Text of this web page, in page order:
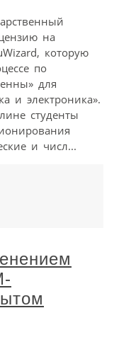
на
которую
по
для
и электроника».
студенты
и числ...